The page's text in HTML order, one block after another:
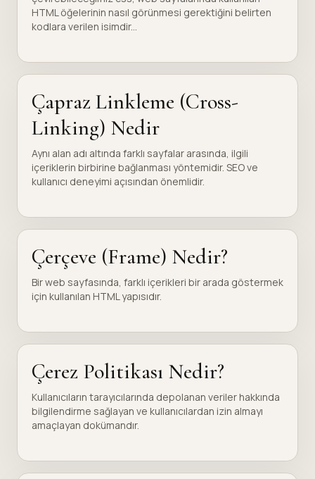
HTML öğelerinin nasıl görünmesi gerektiğini belirten
kodlara verilen isimdir...
Çapraz Linkleme (Cross-
Linking) Nedir
Aynı alan adı altında farklı sayfalar arasında, ilgili
içeriklerin birbirine bağlanması yöntemidir. SEO ve
kullanıcı deneyimi açısından önemlidir.
Çerçeve (Frame) Nedir?
Bir web sayfasında, farklı içerikleri bir arada göstermek
için kullanılan HTML yapısıdır.
Çerez Politikası Nedir?
Kullanıcıların tarayıcılarında depolanan veriler hakkında
bilgilendirme sağlayan ve kullanıcılardan izin almayı
amaçlayan dokümandır.